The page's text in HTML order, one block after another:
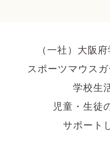
（一社）大阪府
スポーツマウス
学校生
児童・生徒
サポート